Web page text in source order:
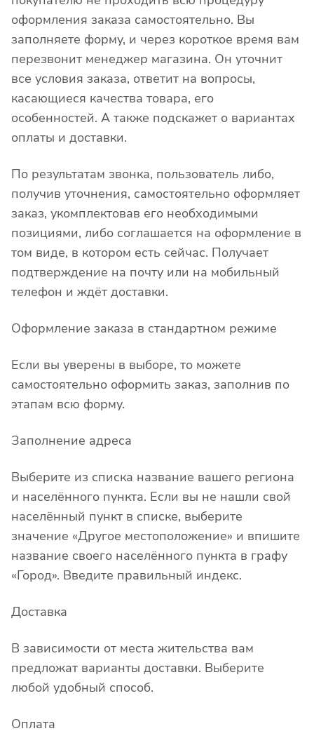
оформления заказа самостоятельно. Вы
заполняете форму, и через короткое время вам
перезвонит менеджер магазина. Он уточнит
все условия заказа, ответит на вопросы,
касающиеся качества товара, его
особенностей. А также подскажет о вариантах
оплаты и доставки.
По результатам звонка, пользователь либо,
получив уточнения, самостоятельно оформляет
заказ, укомплектовав его необходимыми
позициями, либо соглашается на оформление в
том виде, в котором есть сейчас. Получает
подтверждение на почту или на мобильный
телефон и ждёт доставки.
Оформление заказа в стандартном режиме
Если вы уверены в выборе, то можете
самостоятельно оформить заказ, заполнив по
этапам всю форму.
Заполнение адреса
Выберите из списка название вашего региона
и населённого пункта. Если вы не нашли свой
населённый пункт в списке, выберите
значение «Другое местоположение» и впишите
название своего населённого пункта в графу
«Город». Введите правильный индекс.
Доставка
В зависимости от места жительства вам
предложат варианты доставки. Выберите
любой удобный способ.
Оплата